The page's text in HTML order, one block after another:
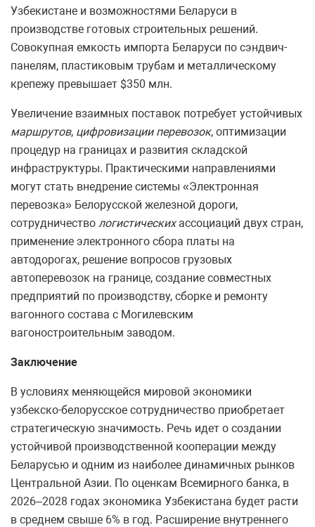
Узбекистане и возможностями Беларуси в
производстве готовых строительных решений.
Совокупная емкость импорта Беларуси по сэндвич-
панелям, пластиковым трубам и металлическому
крепежу превышает $350 млн.
Увеличение взаимных поставок потребует устойчивых
маршрутов, цифровизации перевозок, оптимизации
процедур на границах и развития складской
инфраструктуры. Практическими направлениями
могут стать внедрение системы «Электронная
перевозка» Белорусской железной дороги,
сотрудничество логистическихассоциаций двух стран,
применение электронного сбора платы на
автодорогах, решение вопросов грузовых
автоперевозок на границе, создание совместных
предприятий по производству, сборке и ремонту
вагонного состава с Могилевским
вагоностроительным заводом.
Заключение
В условиях меняющейся мировой экономики
узбекско-белорусское сотрудничество приобретает
стратегическую значимость. Речь идет о создании
устойчивой производственной кооперации между
Беларусью и одним из наиболее динамичных рынков
Центральной Азии. По оценкам Всемирного банка, в
2026–2028 годах экономика Узбекистана будет расти
в среднем свыше 6% в год. Расширение внутреннего